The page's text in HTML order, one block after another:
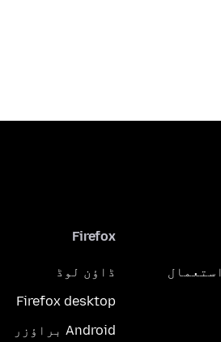
Firefox
ڈاؤن لوڈ
Firefox desktop
Android براؤزر